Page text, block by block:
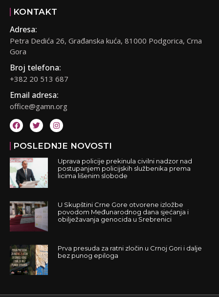
KONTAKT
Adresa:
Petra Dedića 26, Građanska kuća, 81000 Podgorica, Crna
Gora
Broj telefona:
+382 20 513 687
Email adresa:
office@gamn.org
POSLEDNJE NOVOSTI
Uprava policije prekinula civilni nadzor nad
postupanjem policijskih službenika prema
licima lišenim slobode
U Skupštini Crne Gore otvorene izložbe
povodom Međunarodnog dana sjećanja i
obilježavanja genocida u Srebrenici
Prva presuda za ratni zločin u Crnoj Gori i dalje
bez punog epiloga